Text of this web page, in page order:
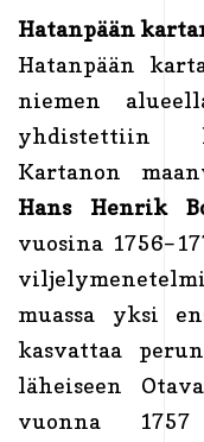
Hatanpään
Hatanpään
niemen
yhdistettiin
Kartanon
Hans Henrik
vuosina
muassa yksi
kasvattaa
läheiseen
vuonna